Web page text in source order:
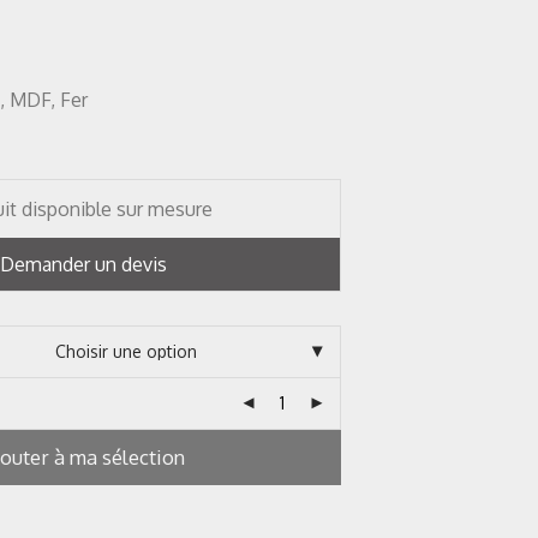
MDF, Fer
disponible sur mesure
Demander un devis
à ma sélection